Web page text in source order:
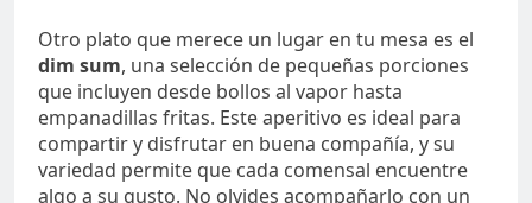
Otro plato que merece un lugar en tu mesa es el
dim sum, una selección de pequeñas porciones
que incluyen desde bollos al vapor hasta
empanadillas fritas. Este aperitivo es ideal para
compartir y disfrutar en buena compañía, y su
variedad permite que cada comensal encuentre
algo a su gusto. No olvides acompañarlo con un